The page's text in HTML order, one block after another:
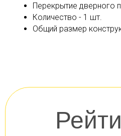
Перекрытие дверного
Количество - 1 шт.
Общий размер